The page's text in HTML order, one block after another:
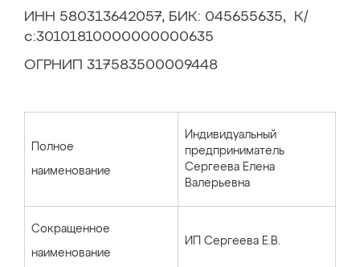
ИНН 580313642057, БИК: 045655635, К/
с:30101810000000000635
ОГРНИП 317583500009448
Полное
наименование
Индивидуальный
предприниматель
Сергеева Елена
Валерьевна
Сокращенное
наименование
ИП Сергеева Е.В.